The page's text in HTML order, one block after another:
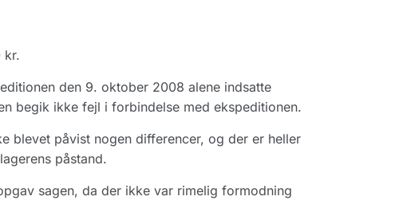
kr.
den 9. oktober 2008 alene indsatte
begik ikke fejl i forbindelse med ekspeditionen.
blevet påvist nogen differencer, og der er heller
påstand.
sagen, da der ikke var rimelig formodning